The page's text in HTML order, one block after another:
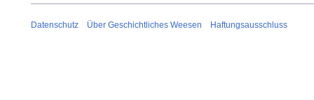
Datenschutz Über Geschichtliches Weesen Haftungsausschluss